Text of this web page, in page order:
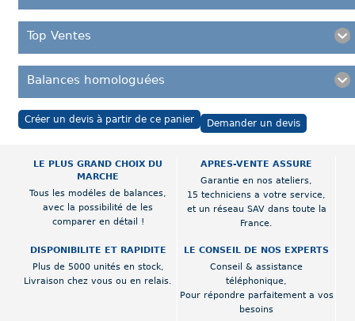
Top Ventes
Balances homologuées
Créer un devis à partir de ce panier Demander un devis
LE PLUS GRAND CHOIX DU
MARCHE
Tous les modéles de balances,
avec la possibilité de les
comparer en détail !
APRES-VENTE ASSURE
Garantie en nos ateliers,
15 techniciens a votre service,
et un réseau SAV dans toute la
France.
DISPONIBILITE ET RAPIDITE
Plus de 5000 unités en stock,
Livraison chez vous ou en relais.
LE CONSEIL DE NOS EXPERTS
Conseil & assistance
téléphonique,
Pour répondre parfaitement a vos
besoins